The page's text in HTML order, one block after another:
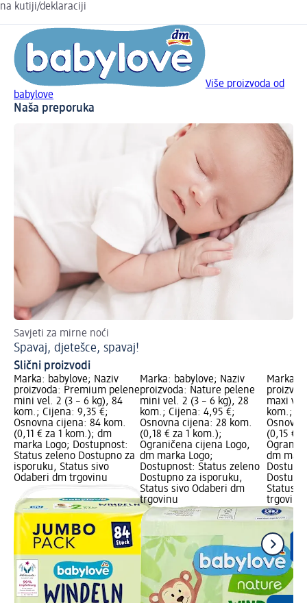
na kutiji/deklaraciji
Više proizvoda od
babylove
Naša preporuka
Savjeti za mirne noći
Spavaj, djetešce, spavaj!
Slični proizvodi
Marka: babylove; Naziv
proizvoda: Premium pelene
mini vel. 2 (3 – 6 kg), 84
kom.; Cijena: 9,35 €;
Osnovna cijena: 84 kom.
(0,11 € za 1 kom.); dm
marka Logo; Dostupnost:
Status zeleno Dostupno za
isporuku, Status sivo
Odaberi dm trgovinu
Marka: babylove; Naziv
proizvoda: Nature pelene
mini vel. 2 (3 – 6 kg), 28
kom.; Cijena: 4,95 €;
Osnovna cijena: 28 kom.
(0,18 € za 1 kom.);
Ograničena cijena Logo,
dm marka Logo;
Dostupnost: Status zeleno
Dostupno za isporuku,
Status sivo Odaberi dm
trgovinu
Marka:
maxi
kom.;
(0,15 €
dm
Status
trgovinu